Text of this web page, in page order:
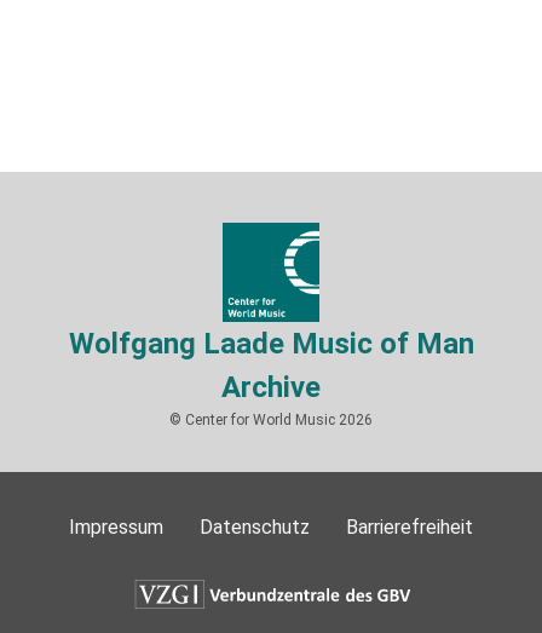
Wolfgang Laade Music of Man
Archive
© Center for World Music 2026
Impressum Datenschutz Barrierefreiheit